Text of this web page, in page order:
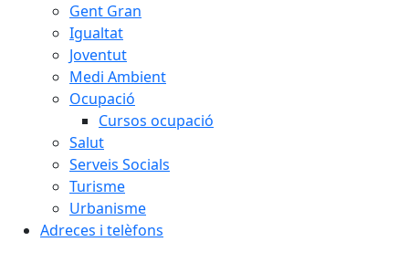
Gent Gran
Igualtat
Joventut
Medi Ambient
Ocupació
Cursos ocupació
Salut
Serveis Socials
Turisme
Urbanisme
Adreces i telèfons